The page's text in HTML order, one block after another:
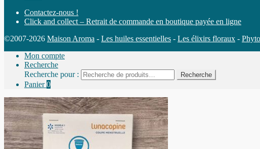
Contactez-nous !
Click and collect – Retrait de commande en boutique payée en ligne
©2007-2026 Maison Aroma - Les huiles essentielles - Les élixirs floraux -
Mon compte
Recherche
Recherche pour :
Recherche
Panier0